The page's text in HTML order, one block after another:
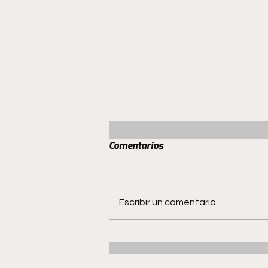
Comentarios
Escribir un comentario...